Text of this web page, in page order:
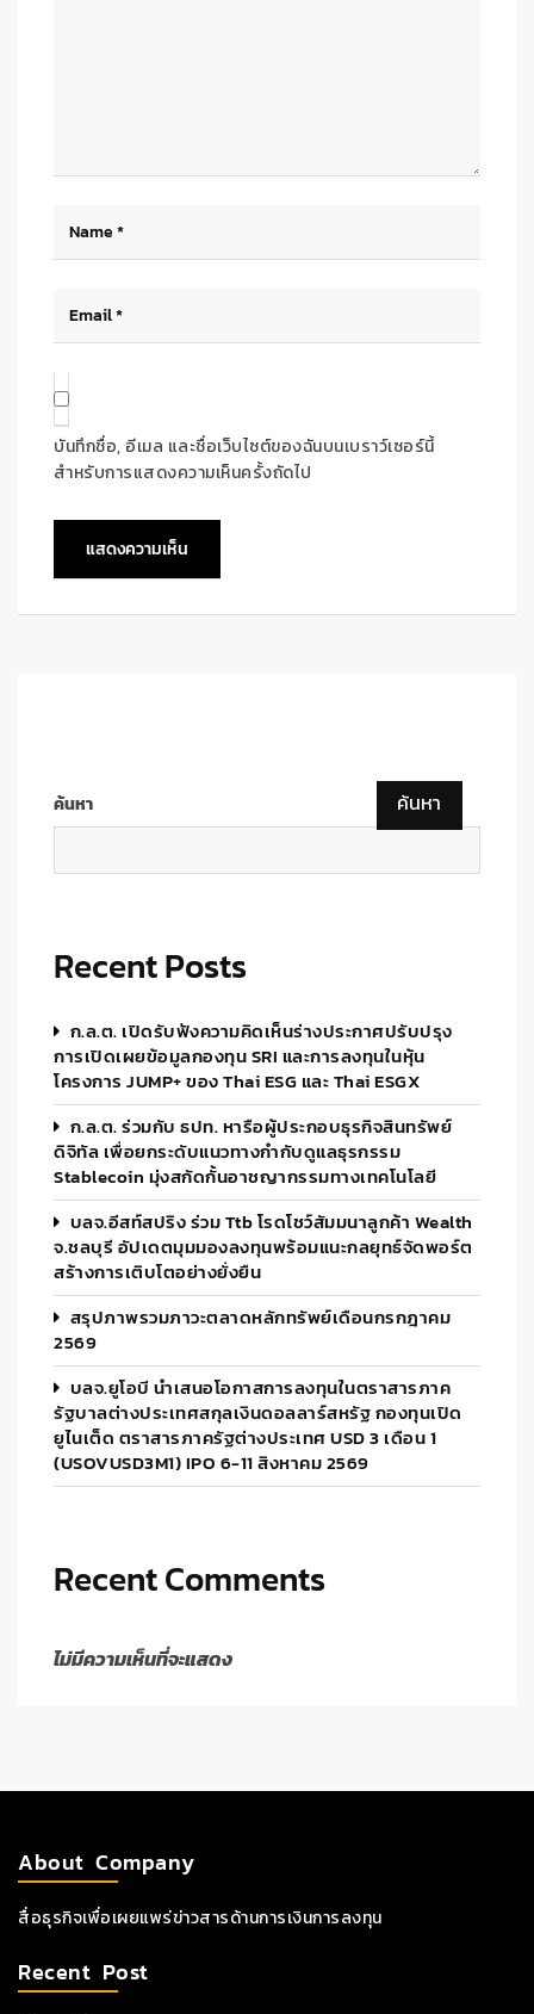
บันทึกชื่อ, อีเมล และชื่อเว็บไซต์ของฉันบนเบราว์เซอร์นี้
สำหรับการแสดงความเห็นครั้งถัดไป
ค้นหา ค้นหา
Recent Posts
ก.ล.ต. เปิดรับฟังความคิดเห็นร่างประกาศปรับปรุง
การเปิดเผยข้อมูลกองทุน SRI และการลงทุนในหุ้น
โครงการ JUMP+ ของ Thai ESG และ Thai ESGX
ก.ล.ต. ร่วมกับ ธปท. หารือผู้ประกอบธุรกิจสินทรัพย์
ดิจิทัล เพื่อยกระดับแนวทางกำกับดูแลธุรกรรม
Stablecoin มุ่งสกัดกั้นอาชญากรรมทางเทคโนโลยี
บลจ.อีสท์สปริง ร่วม Ttb โรดโชว์สัมมนาลูกค้า Wealth
จ.ชลบุรี อัปเดตมุมมองลงทุนพร้อมแนะกลยุทธ์จัดพอร์ต
สร้างการเติบโตอย่างยั่งยืน
สรุปภาพรวมภาวะตลาดหลักทรัพย์เดือนกรกฎาคม
2569
บลจ.ยูโอบี นำเสนอโอกาสการลงทุนในตราสารภาค
รัฐบาลต่างประเทศสกุลเงินดอลลาร์สหรัฐ กองทุนเปิด
ยูไนเต็ด ตราสารภาครัฐต่างประเทศ USD 3 เดือน 1
(USOVUSD3M1) IPO 6-11 สิงหาคม 2569
Recent Comments
ไม่มีความเห็นที่จะแสดง
About Company
สื่อธุรกิจเพื่อเผยแพร่ข่าวสารด้านการเงินการลงทุน
Recent Post